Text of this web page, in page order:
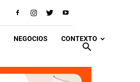
NEGOCIOS CONTEXTO